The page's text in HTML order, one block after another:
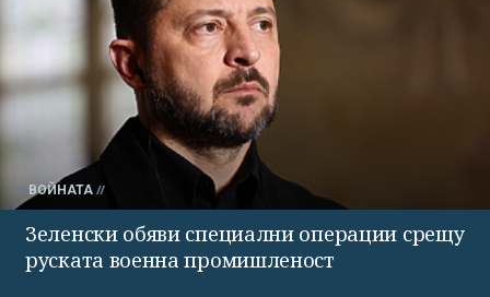
ВОЙНАТА
Зеленски обяви специални операции срещу
руската военна промишленост